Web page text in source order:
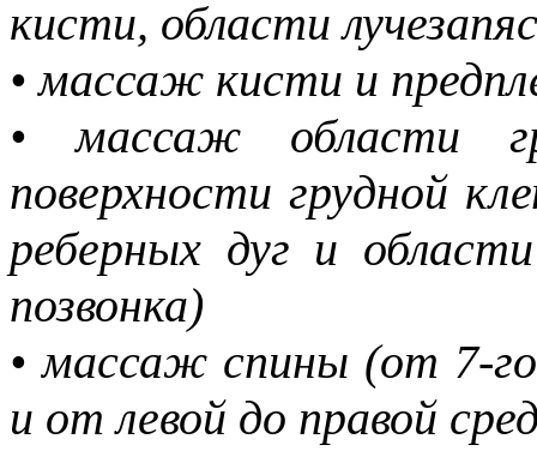
кисти, области
• массаж кисти и
• массаж области
поверхности грудной
реберных дуг и
позвонка)
• массаж спины (от 7-го
и от левой до правой